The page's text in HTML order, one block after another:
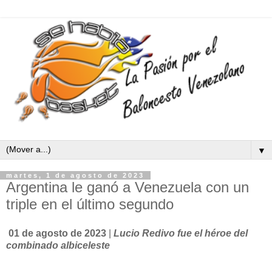
▼
martes, 1 de agosto de 2023
Argentina le ganó a Venezuela con un
triple en el último segundo
01 de agosto de 2023
Lucio Redivo fue el héroe del
combinado albiceleste